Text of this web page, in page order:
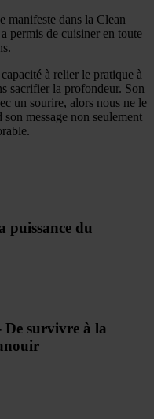
manifeste dans la Clean
permis de cuisiner en toute
à relier le pratique à
sacrifier la profondeur. Son
un sourire, alors nous ne le
message non seulement
du
De survivre à la